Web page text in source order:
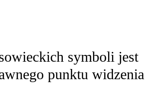
symboli jest
punktu widzenia